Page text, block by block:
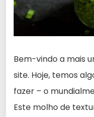
Bem-vindo a mais
site. Hoje, temos
fazer – o
Este molho de